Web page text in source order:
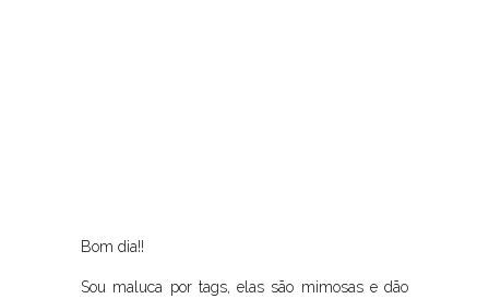
Bom dia!!
Sou maluca por tags, elas são mimosas e dão